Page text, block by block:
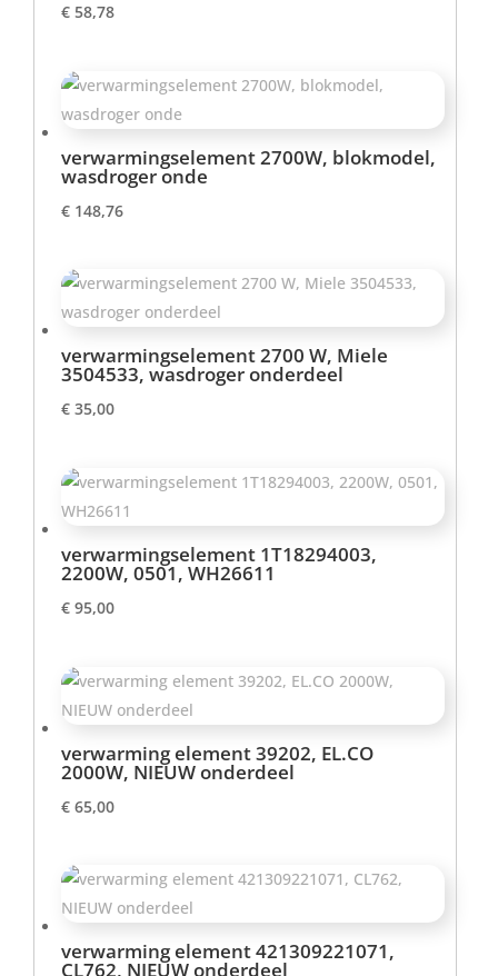
€ 58,78
verwarmingselement 2700W, blokmodel,
wasdroger onde
€ 148,76
verwarmingselement 2700 W, Miele
3504533, wasdroger onderdeel
€ 35,00
verwarmingselement 1T18294003,
2200W, 0501, WH26611
€ 95,00
verwarming element 39202, EL.CO
2000W, NIEUW onderdeel
€ 65,00
verwarming element 421309221071,
CL762, NIEUW onderdeel